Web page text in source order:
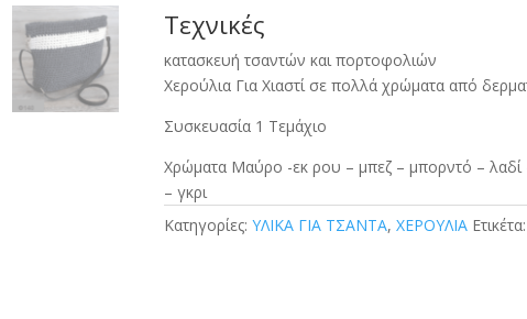
Τεχνικές
κατασκευή τσαντών και πορτοφολιών
Χερούλια Για Χιαστί σε πολλά χρώματα από
Συσκευασία 1 Τεμάχιο
Χρώματα Μαύρο -εκ ρου – μπεζ – μπορντό –
– γκρι
Κατηγορίες: ΥΛΙΚΑ ΓΙΑ ΤΣΑΝΤΑ, ΧΕΡΟΥΛΙΑ Ετικέτα: